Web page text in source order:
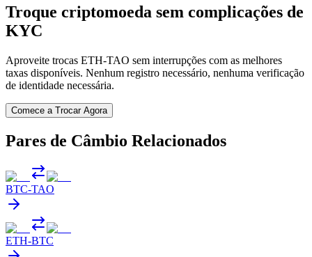
Troque criptomoeda sem complicações de
KYC
Aproveite trocas ETH-TAO sem interrupções com as melhores
taxas disponíveis. Nenhum registro necessário, nenhuma verificação
de identidade necessária.
Comece a Trocar Agora
Pares de Câmbio Relacionados
BTC-TAO
ETH-BTC